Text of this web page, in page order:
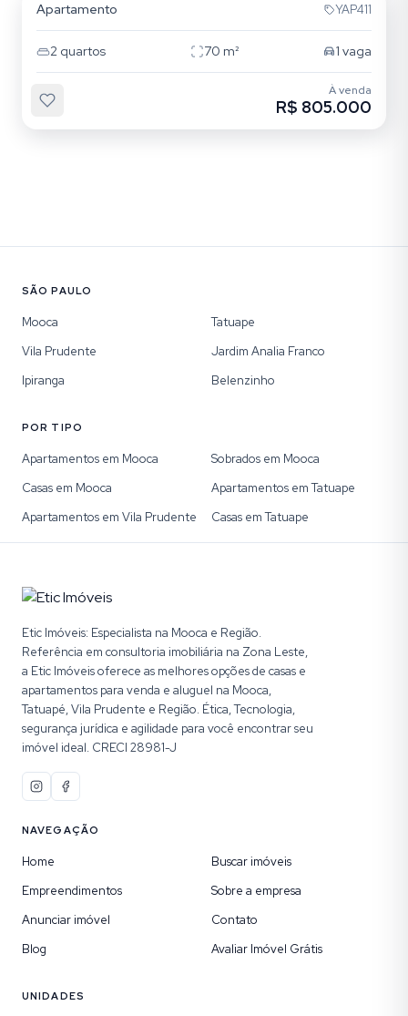
Apartamento YAP411
2 quartos 70 m² 1 vaga
À venda
R$ 805.000
SÃO PAULO
Mooca
Tatuape
Vila Prudente
Jardim Analia Franco
Ipiranga
Belenzinho
POR TIPO
Apartamentos em Mooca
Sobrados em Mooca
Casas em Mooca
Apartamentos em Tatuape
Apartamentos em Vila Prudente
Casas em Tatuape
Etic Imóveis: Especialista na Mooca e Região.
Referência em consultoria imobiliária na Zona Leste,
a Etic Imóveis oferece as melhores opções de casas e
apartamentos para venda e aluguel na Mooca,
Tatuapé, Vila Prudente e Região. Ética, Tecnologia,
segurança jurídica e agilidade para você encontrar seu
imóvel ideal. CRECI 28981-J
NAVEGAÇÃO
Home
Buscar imóveis
Empreendimentos
Sobre a empresa
Anunciar imóvel
Contato
Blog
Avaliar Imóvel Grátis
UNIDADES